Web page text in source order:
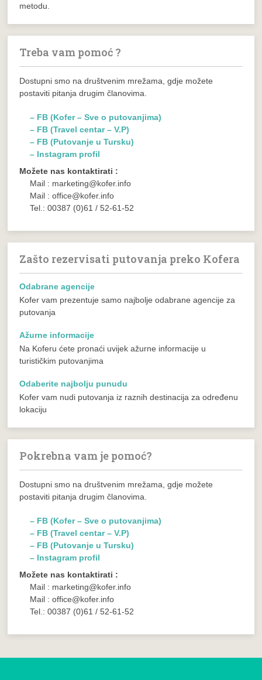
metodu.
Treba vam pomoć ?
Dostupni smo na društvenim mrežama, gdje možete
postaviti pitanja drugim članovima.
– FB (Kofer – Sve o putovanjima)
– FB (Travel centar – V.P)
– FB (Putovanje u Tursku)
– Instagram profil
Možete nas kontaktirati :
Mail : marketing@kofer.info
Mail : office@kofer.info
Tel.: 00387 (0)61 / 52-61-52
Zašto rezervisati putovanja preko Kofera
Odabrane agencije
Kofer vam prezentuje samo najbolje odabrane agencije za
putovanja
Ažurne informacije
Na Koferu ćete pronaći uvijek ažurne informacije u
turističkim putovanjima
Odaberite najbolju punudu
Kofer vam nudi putovanja iz raznih destinacija za određenu
lokaciju
Pokrebna vam je pomoć?
Dostupni smo na društvenim mrežama, gdje možete
postaviti pitanja drugim članovima.
– FB (Kofer – Sve o putovanjima)
– FB (Travel centar – V.P)
– FB (Putovanje u Tursku)
– Instagram profil
Možete nas kontaktirati :
Mail : marketing@kofer.info
Mail : office@kofer.info
Tel.: 00387 (0)61 / 52-61-52